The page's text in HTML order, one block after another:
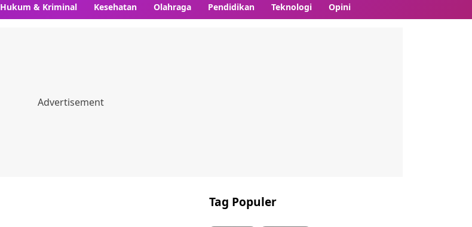
Hukum & Kriminal Kesehatan Olahraga Pendidikan Teknologi Opini
Tag Populer